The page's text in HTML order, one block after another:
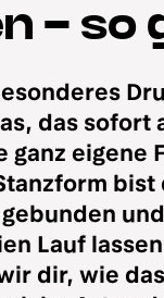
- so
das sofort
ganz eigene
bist
Lauf
dir, wie